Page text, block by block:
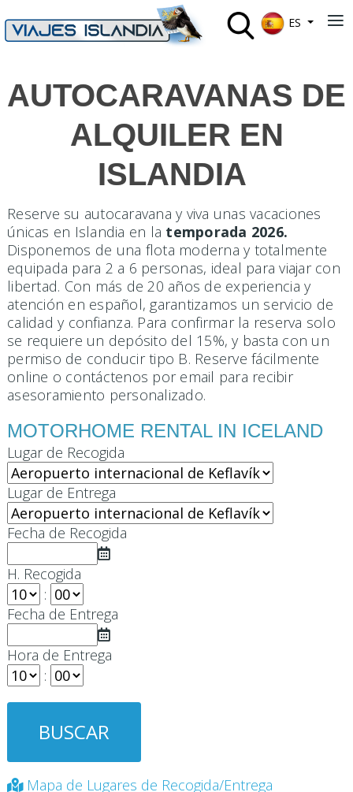
ES
AUTOCARAVANAS DE
ALQUILER EN
ISLANDIA
Reserve su autocaravana y viva unas vacaciones
únicas en Islandia en la temporada 2026.
Disponemos de una flota moderna y totalmente
equipada para 2 a 6 personas, ideal para viajar con
libertad. Con más de 20 años de experiencia y
atención en español, garantizamos un servicio de
calidad y confianza. Para confirmar la reserva solo
se requiere un depósito del 15%, y basta con un
permiso de conducir tipo B. Reserve fácilmente
online o contáctenos por email para recibir
asesoramiento personalizado.
MOTORHOME RENTAL IN ICELAND
Lugar de Recogida
Lugar de Entrega
Fecha de Recogida
H. Recogida
:
Fecha de Entrega
Hora de Entrega
:
Mapa de Lugares de Recogida/Entrega
≡